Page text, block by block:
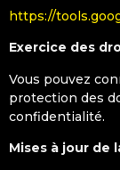
https://
Exercice des
Vous pouvez
protection des
confidentialité.
Mises à jour de